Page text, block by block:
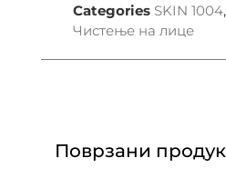
Categories SKIN 1004,
Чистење на лице
Поврзани